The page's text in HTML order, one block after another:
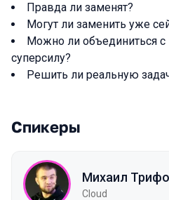
Правда ли заменят?
Могут ли заменить уже
Можно ли объединиться
суперсилу?
Решить ли реальную
Спикеры
Михаил
Cloud